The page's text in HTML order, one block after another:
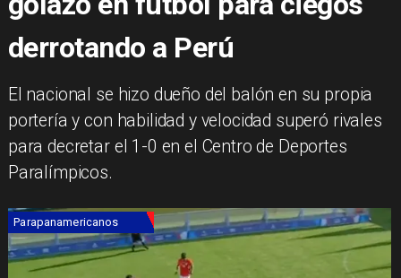
derrotando a Perú
El nacional se hizo dueño del balón en su propia
portería y con habilidad y velocidad superó rivales
para decretar el 1-0 en el Centro de Deportes
Paralímpicos.
Parapanamericanos